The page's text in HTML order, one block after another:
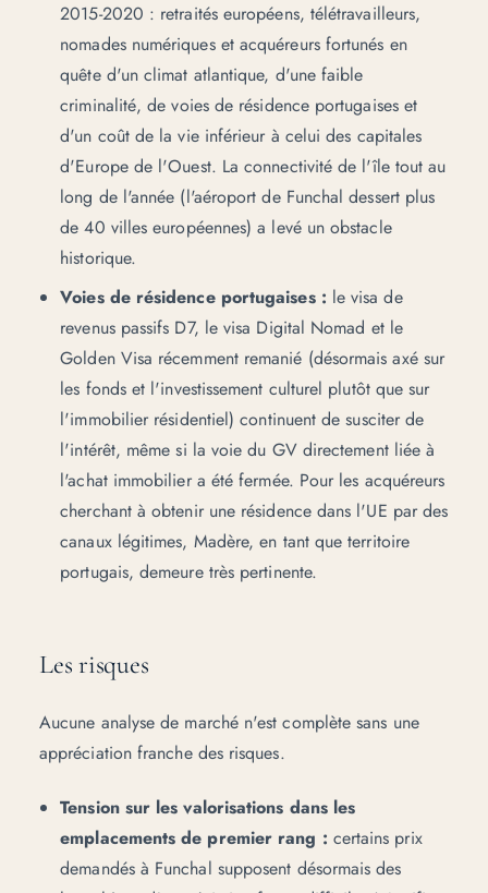
2015-2020 : retraités européens, télétravailleurs,
nomades numériques et acquéreurs fortunés en
quête d'un climat atlantique, d'une faible
criminalité, devoies de résidence portugaiseset
d'un coût de la vie inférieur à celui des capitales
d'Europe de l'Ouest. La connectivité de l'île tout au
long de l'année (l'aéroport de Funchal dessert plus
de 40 villes européennes) a levé un obstacle
historique.
Voies de résidence portugaises : le visa de
revenus passifs D7, le visa Digital Nomad et le
Golden Visa récemment remanié (désormais axé sur
les fonds et l'investissement culturel plutôt que sur
l'immobilier résidentiel) continuent de susciter de
l'intérêt, même si la voie du GV directement liée à
l'achat immobilier a été fermée. Pour les acquéreurs
cherchant à obtenir une résidence dans l'UE par des
canaux légitimes, Madère, en tant que territoire
portugais, demeure très pertinente.
Les risques
Aucune analyse de marché n'est complète sans une
appréciation franche des risques.
Tension sur les valorisations dans les
emplacements de premier rang : certains prix
demandés à Funchal supposent désormais des